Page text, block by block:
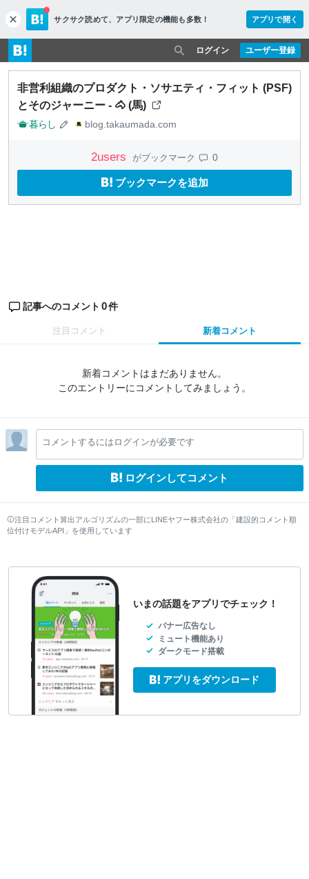
c
l
o
s
e
サクサク読めて、 アプリ限定の機能も多数！ アプリで開く
ユーザー登録
ログイン
非営利組織のプロダクト・ソサエティ・フィット (PSF)
とそのジャーニー - 🐴 (馬)
暮らし blog.takaumada.com
2users がブックマーク 0
ブックマークを追加
記事へのコメント 0件
注目コメント 新着コメント
新着コメントはまだありません。
このエントリーにコメントしてみましょう。
コメントするにはログインが必要です
ログインしてコメント
注目コメント算出アルゴリズムの一部にLINEヤフー株式会社の「建設的コメント順
位付けモデルAPI」を使用しています
いまの話題をアプリでチェック！
バナー広告なし
ミュート機能あり
ダークモード搭載
アプリをダウンロード